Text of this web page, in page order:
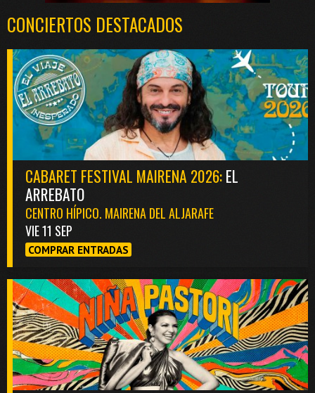
CONCIERTOS DESTACADOS
CABARET FESTIVAL MAIRENA 2026:EL
ARREBATO
CENTRO HÍPICO. MAIRENA DEL ALJARAFE
VIE 11 SEP
COMPRAR ENTRADAS